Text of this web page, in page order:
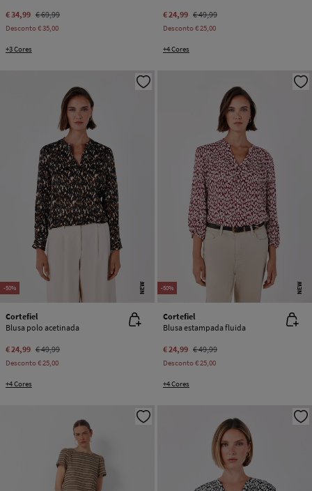
€ 34,99 € 69,99
Desconto€ 35,00
+3 Cores
€ 24,99 € 49,99
Desconto€ 25,00
+4 Cores
-50% NEW
Cortefiel
Blusa polo acetinada
€ 24,99 € 49,99
Desconto€ 25,00
+4 Cores
-50% NEW
Cortefiel
Blusa estampada fluida
€ 24,99 € 49,99
Desconto€ 25,00
+4 Cores